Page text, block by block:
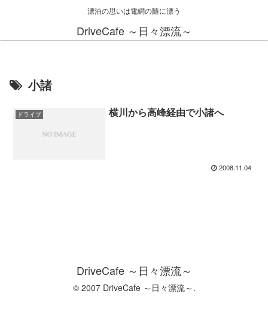
漂泊の思いは電網の隨に漂う
DriveCafe ～日々漂流～
小諸
ドライブ 横川から高峰経由で小諸へ
2008.11.04
DriveCafe ～日々漂流～
© 2007 DriveCafe ～日々漂流～.